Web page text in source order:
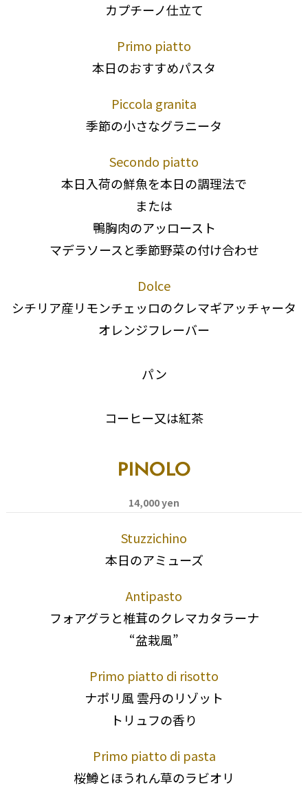
カプチーノ仕立て
Primo piatto
本日のおすすめパスタ
Piccola granita
季節の小さなグラニータ
Secondo piatto
本日入荷の鮮魚を本日の調理法で
または
鴨胸肉のアッロースト
マデラソースと季節野菜の付け合わせ
Dolce
シチリア産リモンチェッロのクレマギアッチャータ
オレンジフレーバー
パン
コーヒー又は紅茶
PINOLO
14,000 yen
Stuzzichino
本日のアミューズ
Antipasto
フォアグラと椎茸のクレマカタラーナ
“盆栽風”
Primo piatto di risotto
ナポリ風 雲丹のリゾット
トリュフの香り
Primo piatto di pasta
桜鱒とほうれん草のラビオリ